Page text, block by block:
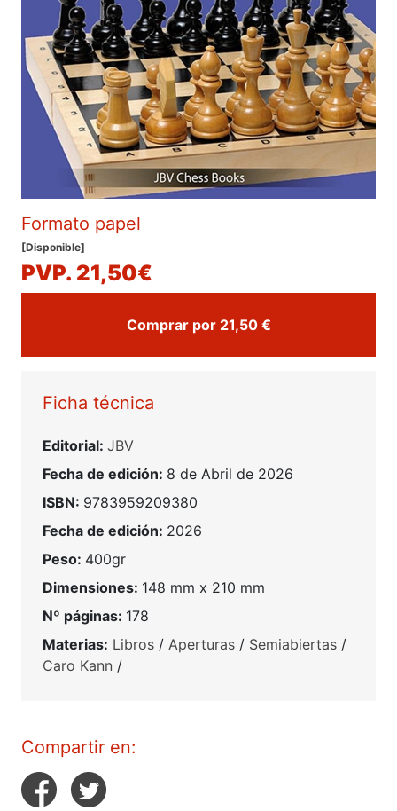
Formato papel
[Disponible]
PVP. 21,50€
Comprar por 21,50 €
Ficha técnica
Editorial: JBV
Fecha de edición: 8 de Abril de 2026
ISBN: 9783959209380
Fecha de edición: 2026
Peso: 400gr
Dimensiones: 148 mm x 210 mm
Nº páginas: 178
Materias: Libros / Aperturas / Semiabiertas /
Caro Kann /
Compartir en: